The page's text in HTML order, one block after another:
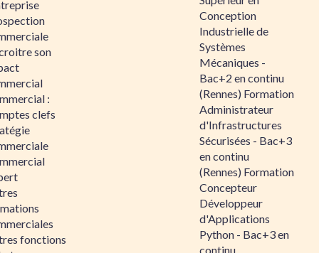
son
:
clefs
fonctions
Conception
Industrielle de
Systèmes
Mécaniques -
Bac+2 en continu
(Rennes) Formation
Administrateur
d'Infrastructures
Sécurisées - Bac+3
en continu
(Rennes) Formation
Concepteur
Développeur
d'Applications
Python - Bac+3 en
continu